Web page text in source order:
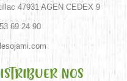
47931 AGEN CEDEX 9
69 24 90
NOS